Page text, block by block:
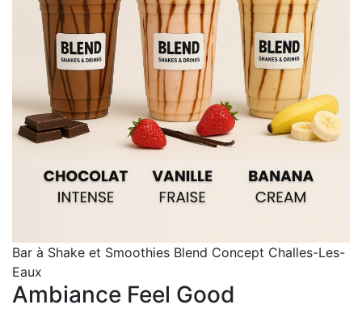
Bar à Shake et Smoothies Blend Concept Challes-Les-
Eaux
Ambiance Feel Good